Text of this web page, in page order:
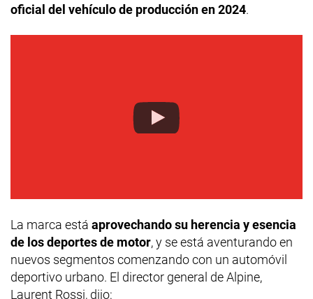
oficial del vehículo de producción en 2024.
La marca está aprovechando su herencia y esencia
de los deportes de motor, y se está aventurando en
nuevos segmentos comenzando con un automóvil
deportivo urbano. El director general de Alpine,
Laurent Rossi, dijo: